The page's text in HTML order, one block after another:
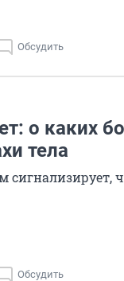
Обсудить
о каких
тела
сигнализирует,
Обсудить